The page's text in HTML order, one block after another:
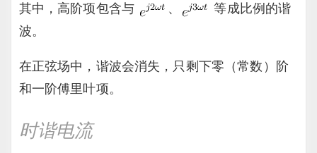
其中，高阶项包含与 、
等成比例的谐
波。
在正弦场中，谐波会消失，只剩下零（常数）阶
和一阶傅里叶项。
时谐电流